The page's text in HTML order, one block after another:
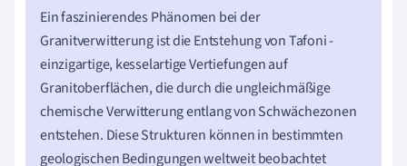
Ein faszinierendes Phänomen bei der
Granitverwitterung ist die Entstehung von Tafoni -
einzigartige, kesselartige Vertiefungen auf
Granitoberflächen, die durch die ungleichmäßige
chemische Verwitterung entlang von Schwächezonen
entstehen. Diese Strukturen können in bestimmten
geologischen Bedingungen weltweit beobachtet